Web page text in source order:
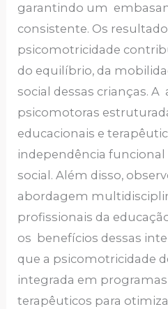
garantindo um
consistente. Os
psicomotricidade
do equilíbrio, da
social dessas crianças.
psicomotoras
educacionais e
independência funcional
social. Além disso,
abordagem
profissionais da
os benefícios dessas
que a psicomotricidade
integrada em
terapêuticos para